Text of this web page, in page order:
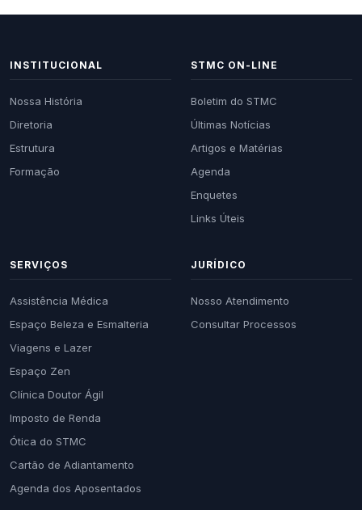
INSTITUCIONAL
Nossa História
Diretoria
Estrutura
Formação
STMC ON-LINE
Boletim do STMC
Últimas Notícias
Artigos e Matérias
Agenda
Enquetes
Links Úteis
SERVIÇOS
Assistência Médica
Espaço Beleza e Esmalteria
Viagens e Lazer
Espaço Zen
Clínica Doutor Ágil
Imposto de Renda
Ótica do STMC
Cartão de Adiantamento
Agenda dos Aposentados
JURÍDICO
Nosso Atendimento
Consultar Processos